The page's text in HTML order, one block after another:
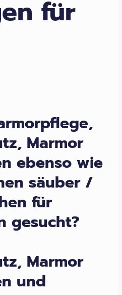
für
Marmor
ebenso wie
säuber /
für
gesucht?
Marmor
und